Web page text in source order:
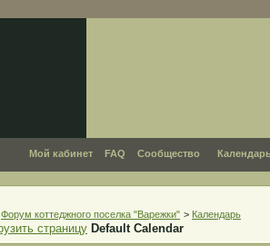
Мой кабинет FAQ Сообщество
Форум коттеджного поселка "Варежки" > Календарь
Default Calendar